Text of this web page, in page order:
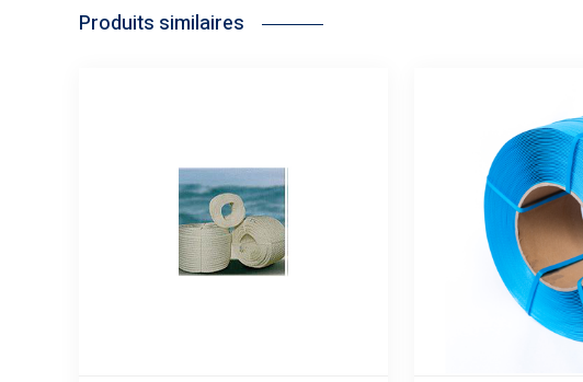
Produits similaires